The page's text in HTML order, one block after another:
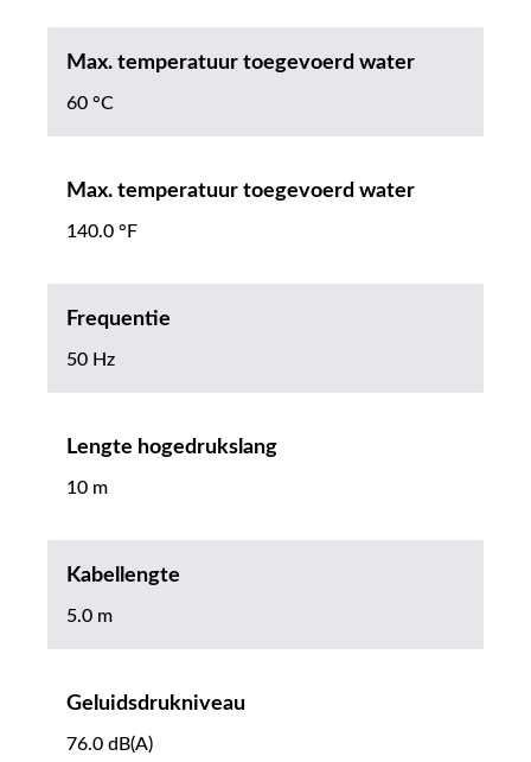
Max. temperatuur toegevoerd water
60 °C
Max. temperatuur toegevoerd water
140.0 °F
Frequentie
50 Hz
Lengte hogedrukslang
10 m
Kabellengte
5.0 m
Geluidsdrukniveau
76.0 dB(A)